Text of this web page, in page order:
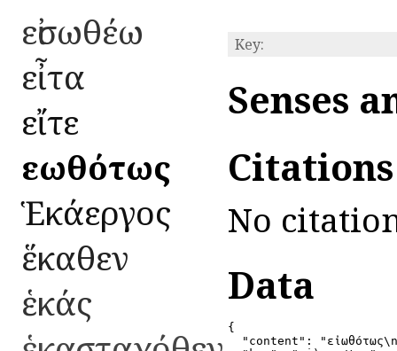
εἰσωθέω
εἶτα
εἴτε
εἰωθότως
Ἑκάεργος
ἕκαθεν
ἑκάς
Key:
Senses
No
Data
{
"content":